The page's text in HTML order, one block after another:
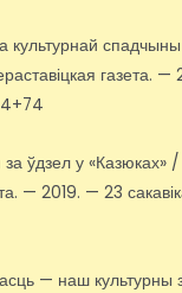
культурнай
газета.
ўдзел у «Казюках»
— 2019. — 23
— наш